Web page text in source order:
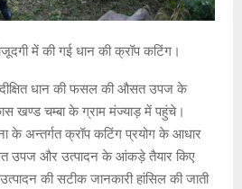
में की गई धान की क्रॉप कटिंग।
दीक्षित धान की फसल की औसत उपज के
चम्बा के ग्राम मंज्याड़ में पहुंचे।
के अन्तर्गत क्रॉप कटिंग प्रयोग के आधार
उपज और उत्पादन के आंकड़े तैयार किए
की सटीक जानकारी हांसिल की जाती